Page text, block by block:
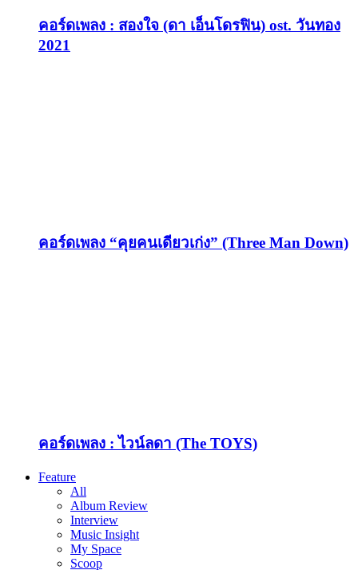
คอร์ดเพลง : สองใจ (ดา เอ็นโดรฟิน) ost. วันทอง
2021
คอร์ดเพลง “คุยคนเดียวเก่ง” (Three Man Down)
คอร์ดเพลง : ไวน์ลดา (The TOYS)
Feature
All
Album Review
Interview
Music Insight
My Space
Scoop